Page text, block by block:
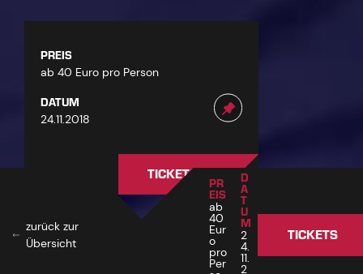
PREIS
ab 40 Euro pro Person
DATUM
24.11.2018
TICKETS
zurück zur
Übersicht
PR
EIS
ab
40
Eur
o
pro
Per
D
A
T
U
M
2
4.
11.
2
TICKETS
EVENTDETAILS 1